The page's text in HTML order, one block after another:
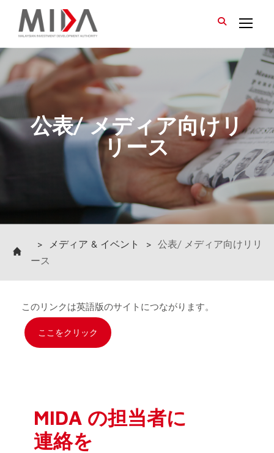
> メディア & イベント >
公表/ メディア向けリリ
ース
このリンクは英語版のサイトにつながります。
ここをクリック
MIDA の担当者に
連絡を